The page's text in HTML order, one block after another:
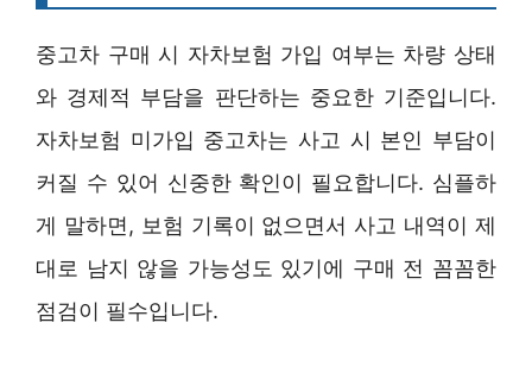
중고차 구매 시 자차보험 가입 여부는 차량 상태
와 경제적 부담을 판단하는 중요한 기준입니다.
자차보험 미가입 중고차는 사고 시 본인 부담이
커질 수 있어 신중한 확인이 필요합니다. 심플하
게 말하면, 보험 기록이 없으면서 사고 내역이 제
대로 남지 않을 가능성도 있기에 구매 전 꼼꼼한
점검이 필수입니다.